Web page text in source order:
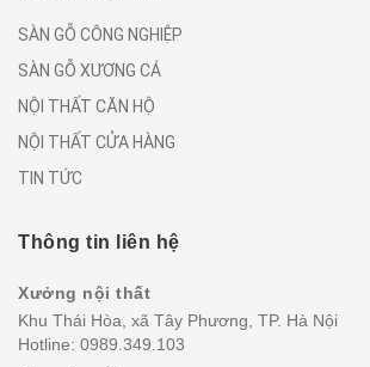
SÀN GỖ CÔNG NGHIỆP
SÀN GỖ XƯƠNG CÁ
NỘI THẤT CĂN HỘ
NỘI THẤT CỬA HÀNG
TIN TỨC
Thông tin liên hệ
Xưởng nội thất
Khu Thái Hòa, xã Tây Phương, TP. Hà Nội
Hotline: 0989.349.103